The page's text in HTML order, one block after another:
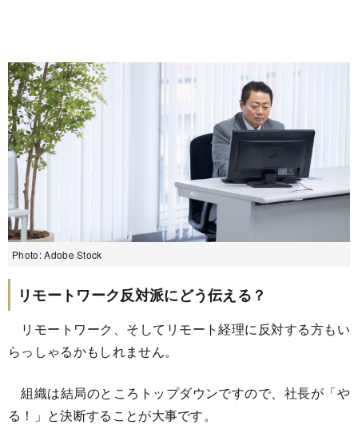
Photo: Adobe Stock
リモートワーク反対派にどう伝える？
リモートワーク、そしてリモート経理に反対する方もい
らっしゃるかもしれません。
組織は結局のところトップダウンですので、社長が「や
る！」と決断することが大事です。